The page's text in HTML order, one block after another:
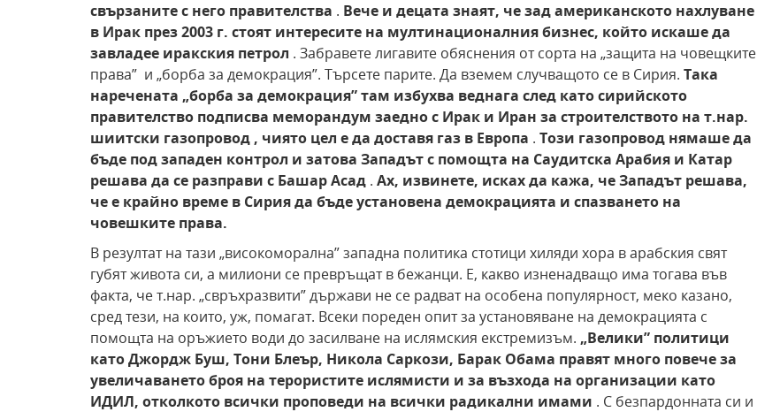
свързаните с него правителства . Вече и децата знаят, че зад американското нахлуване
в Ирак през 2003 г. стоят интересите на мултинационалния бизнес, който искаше да
завладее иракския петрол . Забравете лигавите обяснения от сорта на „защита на човещките
права” и „борба за демокрация”. Търсете парите. Да вземем случващото се в Сирия. Така
наречената „борба за демокрация” там избухва веднага след като сирийското
правителство подписва меморандум заедно с Ирак и Иран за строителството на т.нар.
шиитски газопровод , чиято цел е да доставя газ в Европа . Този газопровод нямаше да
бъде под западен контрол и затова Западът с помощта на Саудитска Арабия и Катар
решава да се разправи с Башар Асад . Ах, извинете, исках да кажа, че Западът решава,
че е крайно време в Сирия да бъде установена демокрацията и спазването на
човешките права.
В резултат на тази „високоморална” западна политика стотици хиляди хора в арабския свят
губят живота си, а милиони се превръщат в бежанци. Е, какво изненадващо има тогава във
факта, че т.нар. „свръхразвити” държави не се радват на особена популярност, меко казано,
сред тези, на които, уж, помагат. Всеки пореден опит за установяване на демокрацията с
помощта на оръжието води до засилване на ислямския екстремизъм. „Велики” политици
като Джордж Буш, Тони Блеър, Никола Саркози, Барак Обама правят много повече за
увеличаването броя на терористите ислямисти и за възхода на организации като
ИДИЛ, отколкото всички проповеди на всички радикални имами . С безпардонната си и